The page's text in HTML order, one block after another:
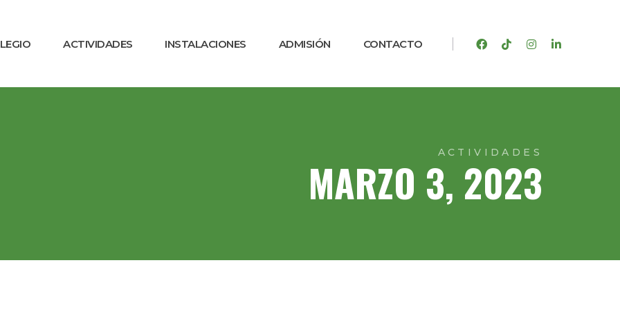
ACTIVIDADES INSTALACIONES ADMISIÓN CONTACTO
ACTIVIDADES
MARZO 3, 2023